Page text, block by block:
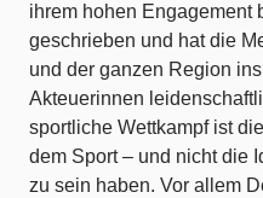
ihrem hohen Engagement
geschrieben und hat die
und der ganzen Region
Akteuerinnen
sportliche Wettkampf ist
dem Sport – und nicht die
zu sein haben. Vor allem